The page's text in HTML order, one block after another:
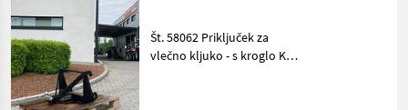
Št. 58062 Priključek za
vlečno kljuko - s kroglo K50